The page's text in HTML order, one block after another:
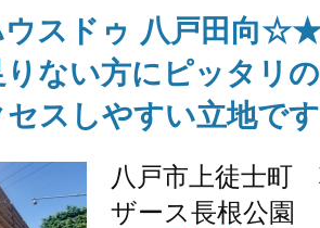
スドゥ 八戸田向
ない方にピッタリ
スしやすい立地で
八戸市上徒士町
ザース長根公園